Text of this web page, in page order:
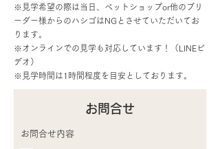
※見学希望の際は当日、ペットショップor他のブリ
ーダー様からのハシゴはNGとさせていただいてお
ります。
※オンラインでの見学も対応しています！（LINEビ
デオ）
​※見学時間は1時間程度を目安としております。​
お問合せ
お問合せ内容